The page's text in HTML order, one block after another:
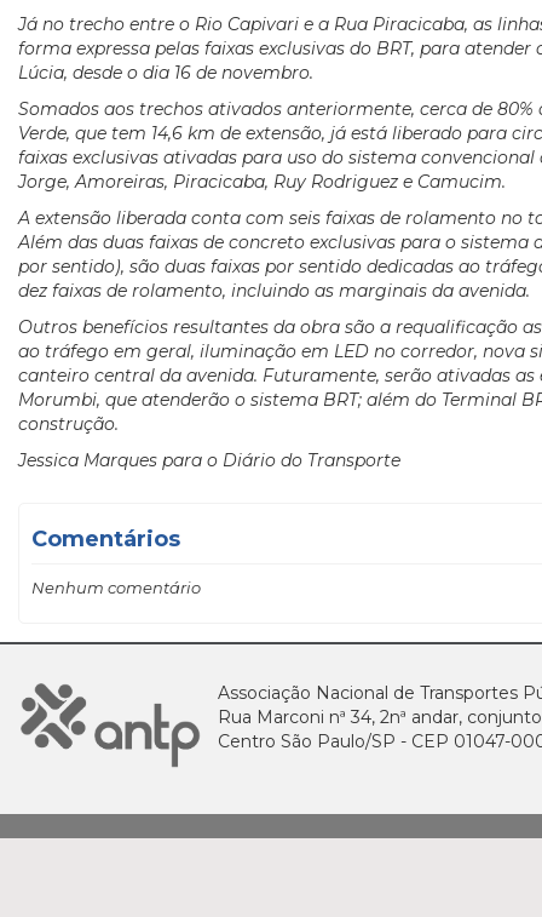
Já no trecho entre o Rio Capivari e a Rua Piracicaba, as linhas
forma expressa pelas faixas exclusivas do BRT, para
Lúcia, desde o dia 16 de novembro.
Somados aos trechos ativados anteriormente, cerca de 80%
Verde, que tem 14,6 km de extensão, já está liberado para
faixas exclusivas ativadas para uso do sistema
Jorge, Amoreiras, Piracicaba, Ruy Rodriguez e Camucim.
A extensão liberada conta com seis faixas de rolamento no
Além das duas faixas de concreto exclusivas para o
por sentido), são duas faixas por sentido dedicadas ao
dez faixas de rolamento, incluindo as marginais da avenida.
Outros benefícios resultantes da obra são a requalificação
ao tráfego em geral, iluminação em LED no corredor, nova
canteiro central da avenida. Futuramente, serão ativadas as
Morumbi, que atenderão o sistema BRT; além do Terminal
construção.
Jessica Marques para o Diário do Transporte
Comentários
Nenhum comentário
Associação Nacional de Transportes
Rua Marconi nª 34, 2nª andar,
Centro São Paulo/SP - CEP 01047-